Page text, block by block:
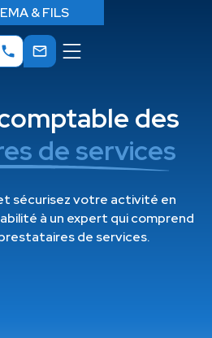
& FILS
des
de services
sécurisez votre activité en
à un expert qui comprend
de services.